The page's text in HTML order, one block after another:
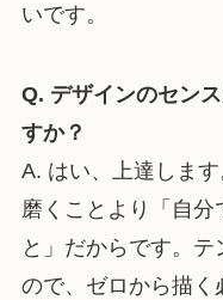
いです。
Q. デザインのセン
すか？
A. はい、上達しま
磨くことより「自分
と」だからです。
ので、ゼロから描